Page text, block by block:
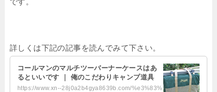
詳しくは下記の記事を読んでみて下さい。
コールマンのマルチツーバーナーケースはあ
るといいです ｜ 俺のこだわりキャンプ道具
https://www.xn--28j0a2b4gya8639b.com/%e3%83%9e%e3%83%ab%e3%83%81%e3%83%84%e3%...